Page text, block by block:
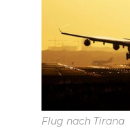
Flug nach Tirana